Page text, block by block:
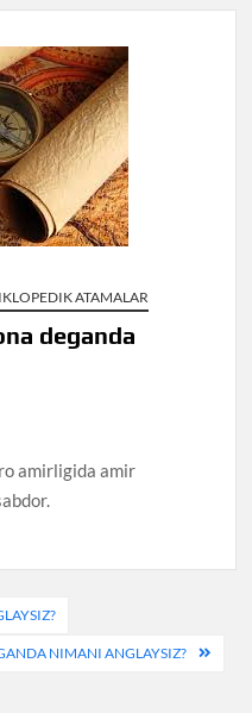
ATAMALAR
deganda
amirligida amir
NIMANI ANGLAYSIZ?